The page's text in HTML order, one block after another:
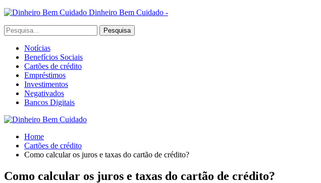
Dinheiro Bem Cuidado -
Notícias
Benefícios Sociais
Cartões de crédito
Empréstimos
Investimentos
Negativados
Bancos Digitais
Home
Cartões de crédito
Como calcular os juros e taxas do cartão de crédito?
Como calcular os juros e taxas do cartão de crédito?